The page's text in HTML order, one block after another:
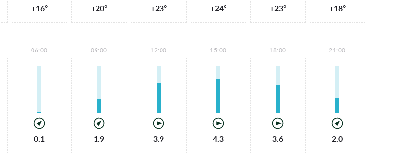
+16° +20° +23° +24° +23° +18°
06:00
0.1
09:00
1.9
12:00
3.9
15:00
4.3
18:00
3.6
21:00
2.0